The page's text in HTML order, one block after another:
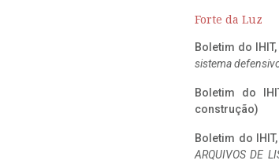
Forte da Luz
Boletim do
sistema
Boletim do
construção)
Boletim do
ARQUIVOS DE